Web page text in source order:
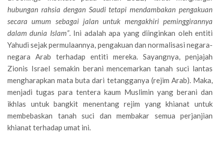
hubungan rahsia dengan Saudi tetapi mendambakan pengakuan
secara umum sebagai jalan untuk mengakhiri peminggirannya
dalam dunia Islam”. Ini adalah apa yang diinginkan oleh entiti
Yahudi sejak permulaannya, pengakuan dan normalisasi negara-
negara Arab terhadap entiti mereka. Sayangnya, penjajah
Zionis Israel semakin berani mencemarkan tanah suci lantas
mengharapkan mata buta dari tetangganya (rejim Arab). Maka,
menjadi tugas para tentera kaum Muslimin yang berani dan
ikhlas untuk bangkit menentang rejim yang khianat untuk
membebaskan tanah suci dan membakar semua perjanjian
khianat terhadap umat ini.